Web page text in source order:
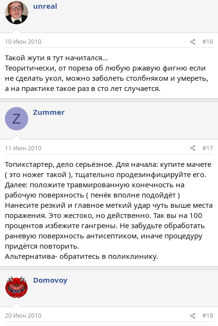
unreal
10 Июн 2010 #16
Такой жути я тут начитался...
Теоритически, от пореза об любую ржавую фигню если
не сделать укол, можно заболеть столбняком и умереть,
а на практике такое раз в сто лет случается.
Z Zummer
11 Июн 2010 #17
Топикстартер, дело серьёзное. Для начала: купите мачете
( это ножег такой ), тщательно продезинфицируйте его.
Далее: положите травмированную конечность на
рабочую поверхность ( пенёк вполне подойдёт )
Нанесите резкий и главное меткий удар чуть выше места
поражения. Это жестоко, но действенно. Так вы на 100
процентов избежите гангрены. Не забудьте обработать
раневую поверхность антисептиком, иначе процедуру
придётся повторить.
Альтернатива- обратитесь в поликлинику.
Domovoy
20 Июн 2010 #18